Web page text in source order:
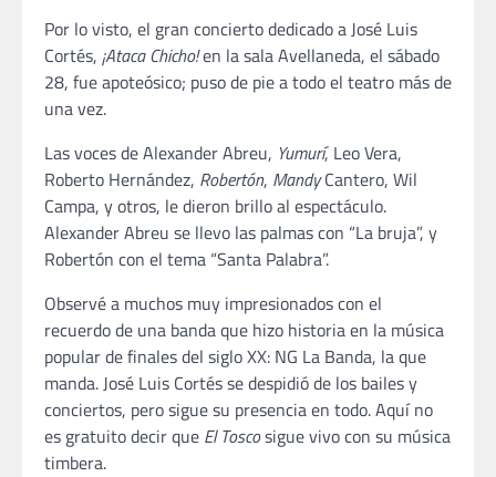
Por lo visto, el gran concierto dedicado a José Luis
Cortés, ¡Ataca Chicho!en la sala Avellaneda, el sábado
28, fue apoteósico; puso de pie a todo el teatro más de
una vez.
Las voces de Alexander Abreu, Yumurí, Leo Vera,
Roberto Hernández, Robertón, MandyCantero, Wil
Campa, y otros, le dieron brillo al espectáculo.
Alexander Abreu se llevo las palmas con “La bruja”, y
Robertón con el tema “Santa Palabra”.
Observé a muchos muy impresionados con el
recuerdo de una banda que hizo historia en la música
popular de finales del siglo XX: NG La Banda, la que
manda. José Luis Cortés se despidió de los bailes y
conciertos, pero sigue su presencia en todo. Aquí no
es gratuito decir que El Toscosigue vivo con su música
timbera.